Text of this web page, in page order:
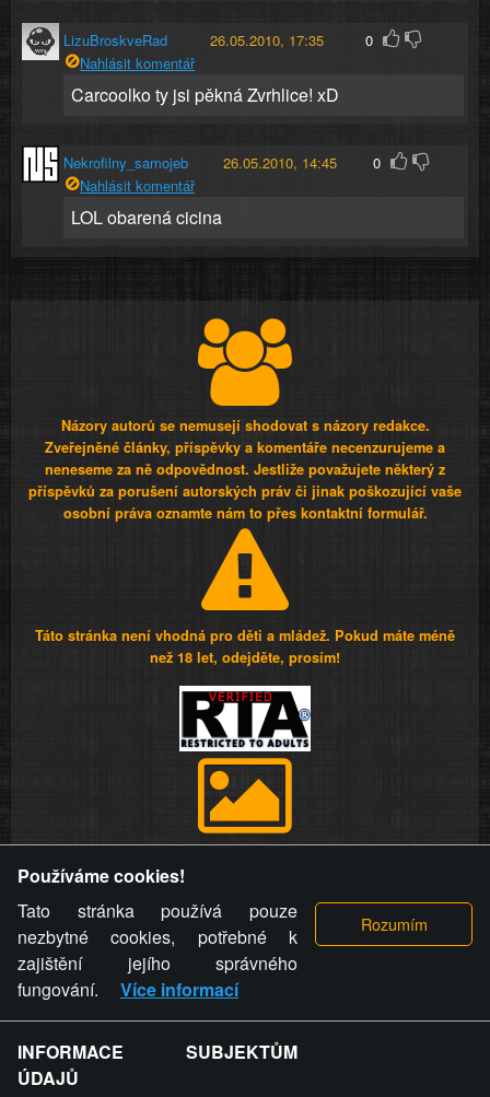
LizuBroskveRad 26.05.2010, 17:35
0
Nahlásit komentář
Carcoolko ty jsi pěkná Zvrhlice! xD
Nekrofilny_samojeb 26.05.2010, 14:45
0
Nahlásit komentář
LOL obarená cicina
Názory autorů se nemusejí shodovat s názory redakce.
Zveřejněné články, příspěvky a komentáře necenzurujeme a
neneseme za ně odpovědnost. Jestliže považujete některý z
příspěvků za porušení autorských práv či jinak poškozující vaše
osobní práva oznamte nám to přes kontaktní formulář.
Táto stránka není vhodná pro děti a mládež. Pokud máte méně
než 18 let, odejděte, prosím!
videa a komentáře. Osoba, které se toto opatření provozovatele
stránky týče, ani osoba, která umístila fotografii nebo video na
stránku, nemůže z důvodu odstranění fotografie, videa nebo
komentáře pro výše uvedenou okolnost uplatnit vůči
provozovateli stránky žádný nárok na náhradu škody nebo
nemajetkové újmy.
ZVRÁCENÝ.CZ - Svět není zvrácenej. To jen
Používáme cookies!
Tato stránka používá pouze
nezbytné cookies, potřebné k
zajištění jejího správného
fungování.
Více informací
INFORMACE SUBJEKTŮM
ÚDAJŮ